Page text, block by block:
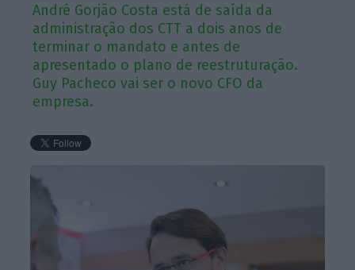
André Gorjão Costa está de saída da
administração dos CTT a dois anos de
terminar o mandato e antes de
apresentado o plano de reestruturação.
Guy Pacheco vai ser o novo CFO da
empresa.